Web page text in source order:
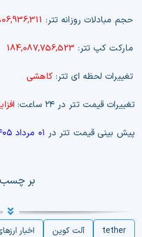
حجم مبادلات روزانه تتر:
مارکت کپ تتر: 184,087,756,523
تغییرات لحظه ای تتر:کاهشی
تغییرات قیمت تتر در ۲۴ ساعت:
پیش بینی قیمت تتر در ۰۱ مرداد ۱۴۰۵
بر
tether آلت کوین اخبار